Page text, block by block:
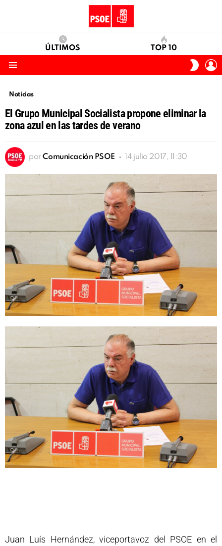
ÚLTIMOS TOP 10
SKIN
Noticias
El Grupo Municipal Socialista propone eliminar la
zona azul en las tardes de verano
por Comunicación PSOE 14 julio 2017, 11:30
Juan Luís Hernández, viceportavoz del PSOE en el